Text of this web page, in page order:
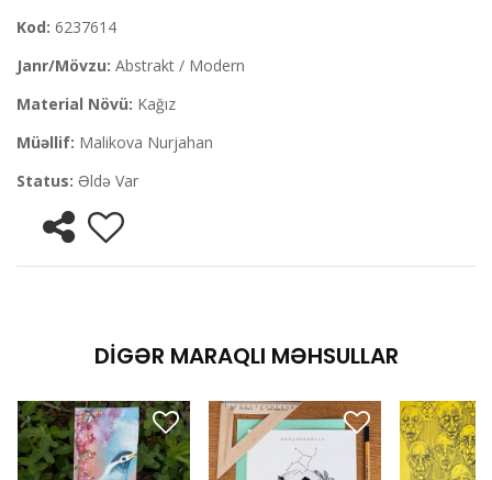
Kod: 6237614
Janr/Mövzu: Abstrakt / Modern
Material Növü: Kağız
Müəllif: Malikova Nurjahan
Status: Əldə Var
DIGƏR MARAQLI MƏHSULLAR